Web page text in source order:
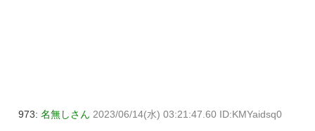
973: 名無しさん 2023/06/14(水) 03:21:47.60 ID:KMYaidsq0